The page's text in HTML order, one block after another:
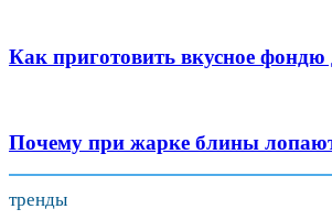
Как приготовить вкусное
Почему при жарке блины
тренды